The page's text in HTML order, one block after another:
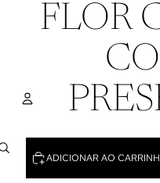
CONTA
FLOR
ADICIONAR AO